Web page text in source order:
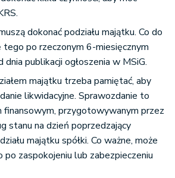
dokonać podziału majątku. Co do
tego po rzeczonym 6-miesięcznym
publikacji ogłoszenia w MSiG.
majątku trzeba pamiętać, aby
likwidacyjne. Sprawozdanie to
finansowym, przygotowywanym przez
stanu na dzień poprzedzający
majątku spółki. Co ważne, może
zaspokojeniu lub zabezpieczeniu